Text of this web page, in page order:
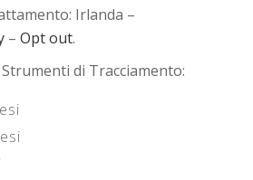
Irlanda –
– Opt out.
di Tracciamento: